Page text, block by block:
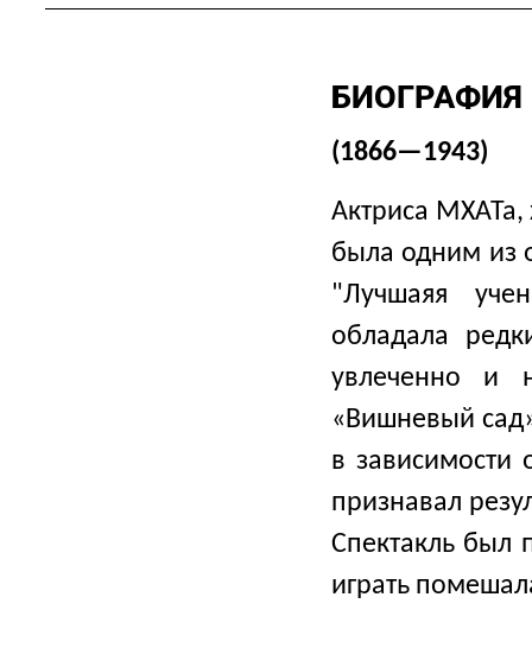
БИОГРАФИЯ
(1866—1943)
Актриса
была одним из
"Лучшаяя
обладала
увлеченно и
«Вишневый
в зависимости
признавал
Спектакль был
играть